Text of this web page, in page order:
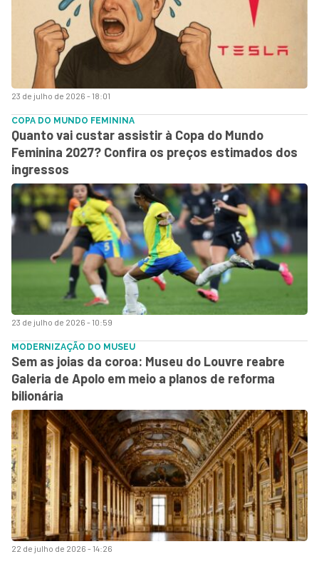
23 de julho de 2026 - 18:01
23 de julho de 2026 - 10:59
COPA DO MUNDO FEMININA
Quanto vai custar assistir à Copa do Mundo
Feminina 2027? Confira os preços estimados dos
ingressos
22 de julho de 2026 - 14:26
MODERNIZAÇÃO DO MUSEU
Sem as joias da coroa: Museu do Louvre reabre
Galeria de Apolo em meio a planos de reforma
bilionária